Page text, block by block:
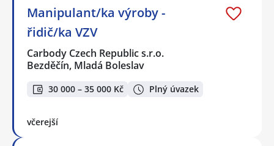
Manipulant/ka výroby -
řidič/ka VZV
Carbody Czech Republic s.r.o.
Bezděčín, Mladá Boleslav
30 000 – 35 000 Kč Plný úvazek
včerejší